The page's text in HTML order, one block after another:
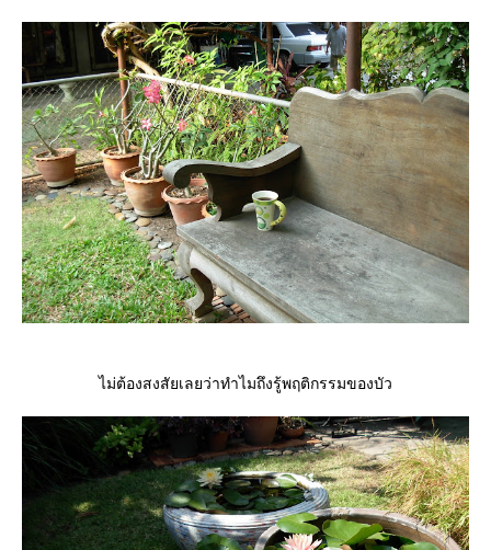
ไม่ต้องสงสัยเลยว่าทำไมถึงรู้พฤติกรรมของบัว